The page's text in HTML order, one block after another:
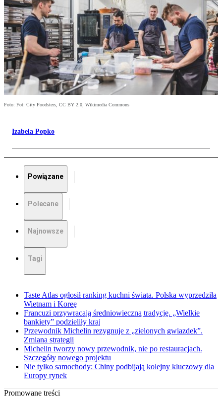
Foto: Fot: City Foodsters, CC BY 2.0, Wikimedia Commons
Izabela Popko
Powiązane
Polecane
Najnowsze
Tagi
Taste Atlas ogłosił ranking kuchni świata. Polska wyprzedziła
Wietnam i Koreę
Francuzi przywracają średniowieczną tradycję. „Wielkie
bankiety” podzieliły kraj
Przewodnik Michelin rezygnuje z „zielonych gwiazdek”.
Zmiana strategii
Michelin tworzy nowy przewodnik, nie po restauracjach.
Szczegóły nowego projektu
Nie tylko samochody: Chiny podbijają kolejny kluczowy dla
Europy rynek
Promowane treści